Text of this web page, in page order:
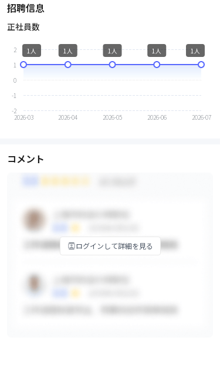
招聘信息
正社員数
-2
-1
0
1
2
2026-03 2026-04 2026-05 2026-06 2026-07
1人 1人 1人 1人 1人
コメント
ログインして詳細を見る